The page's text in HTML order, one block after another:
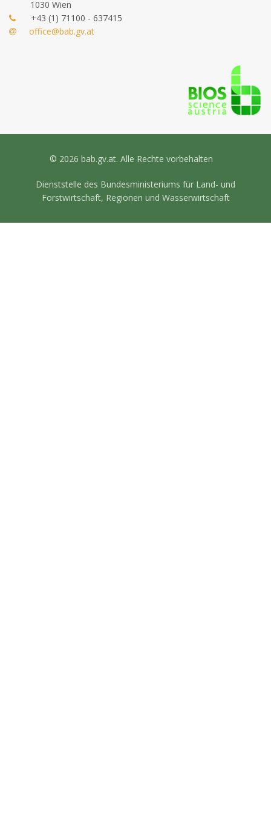
1030 Wien
+43 (1) 71100 - 637415
office@bab.gv.at
© 2026 bab.gv.at. Alle Rechte vorbehalten
Dienststelle des Bundesministeriums für Land- und
Forstwirtschaft, Regionen und Wasserwirtschaft